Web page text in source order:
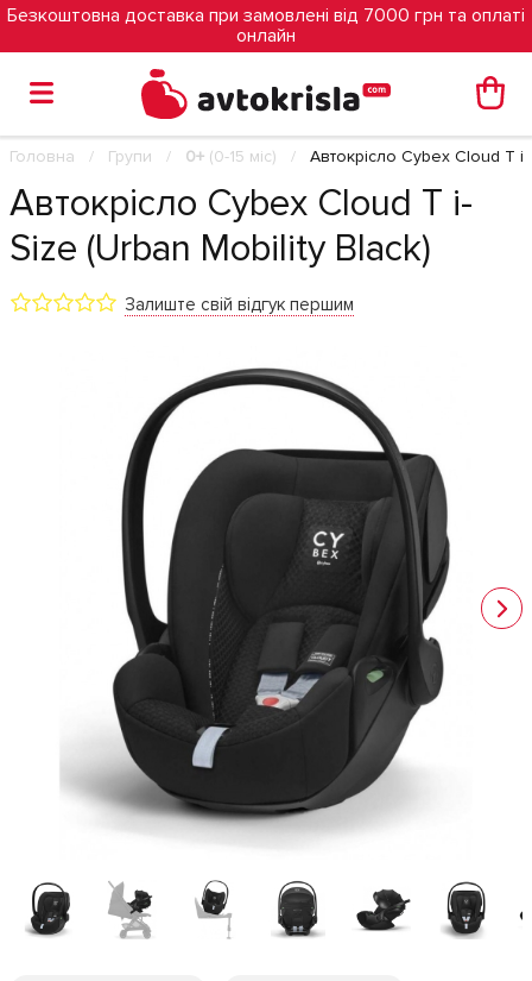
Безкоштовна доставка при замовлені від 7000 грн та оплаті
онлайн
Головна Групи 0+ (0-15 міс) Автокрісло Cybex Cloud T
Автокрісло Cybex Cloud T i-
Size (Urban Mobility Black)
Залиште свій відгук першим